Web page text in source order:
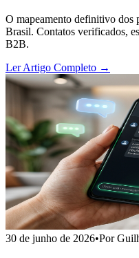
O mapeamento definitivo dos
Brasil. Contatos verificados,
B2B.
Ler Artigo Completo →
30 de junho de 2026•Por